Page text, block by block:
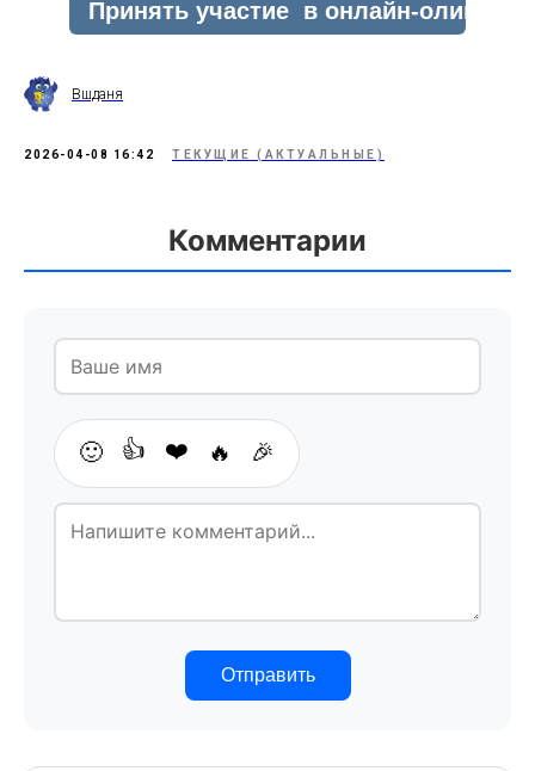
Вшданя
2026-04-08 16:42 ТЕКУЩИЕ (АКТУАЛЬНЫЕ)
Комментарии
🙂 👍 ❤️ 🔥 🎉
Отправить